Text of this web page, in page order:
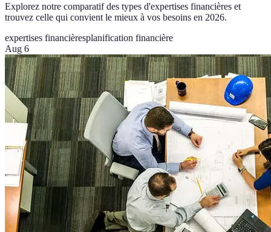
Explorez notre comparatif des types d'expertises financières et
trouvez celle qui convient le mieux à vos besoins en 2026.
expertises financièresplanification financière
Aug 6